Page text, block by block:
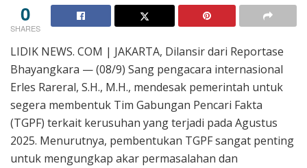
0
SHARES
LIDIK NEWS. COM | JAKARTA, Dilansir dari Reportase
Bhayangkara — (08/9) Sang pengacara internasional
Erles Rareral, S.H., M.H., mendesak pemerintah untuk
segera membentuk Tim Gabungan Pencari Fakta
(TGPF) terkait kerusuhan yang terjadi pada Agustus
2025. Menurutnya, pembentukan TGPF sangat penting
untuk mengungkap akar permasalahan dan